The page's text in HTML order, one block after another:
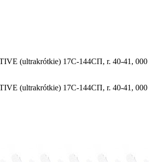
(ultrakrótkie) 17С-144СП, r. 40-41, 000
(ultrakrótkie) 17С-144СП, r. 40-41, 000